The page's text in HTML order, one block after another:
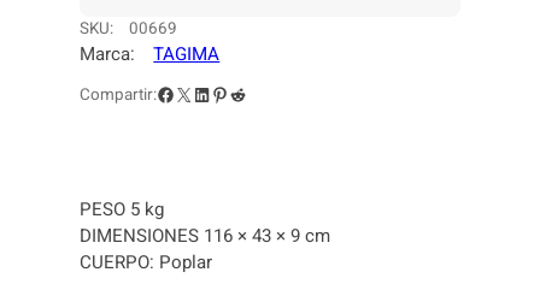
SKU: 00669
Marca: TAGIMA
Compartir:Facebook X LinkedIn Pinterest Reddit
PESO 5 kg
DIMENSIONES 116 × 43 × 9 cm
CUERPO: Poplar